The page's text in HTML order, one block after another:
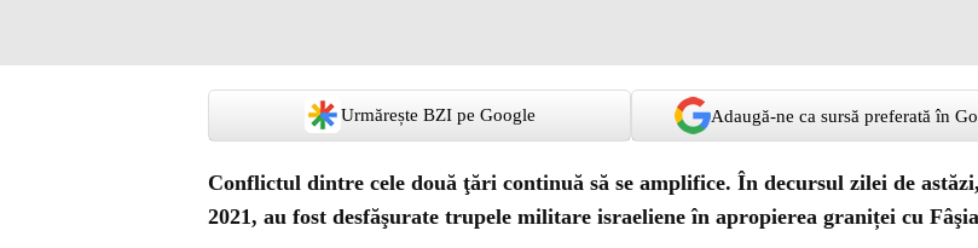
Urmărește BZI pe Google Adaugă-ne ca sursă preferată în
Conflictul dintre cele două ţări continuă să se amplifice. În decursul zilei de
2021, au fost desfăşurate trupele militare israeliene în apropierea graniței cu